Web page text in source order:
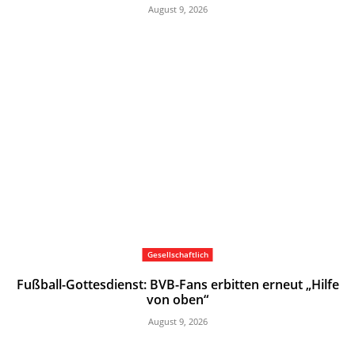
August 9, 2026
Gesellschaftlich
Fußball-Gottesdienst: BVB-Fans erbitten erneut „Hilfe
von oben“
August 9, 2026